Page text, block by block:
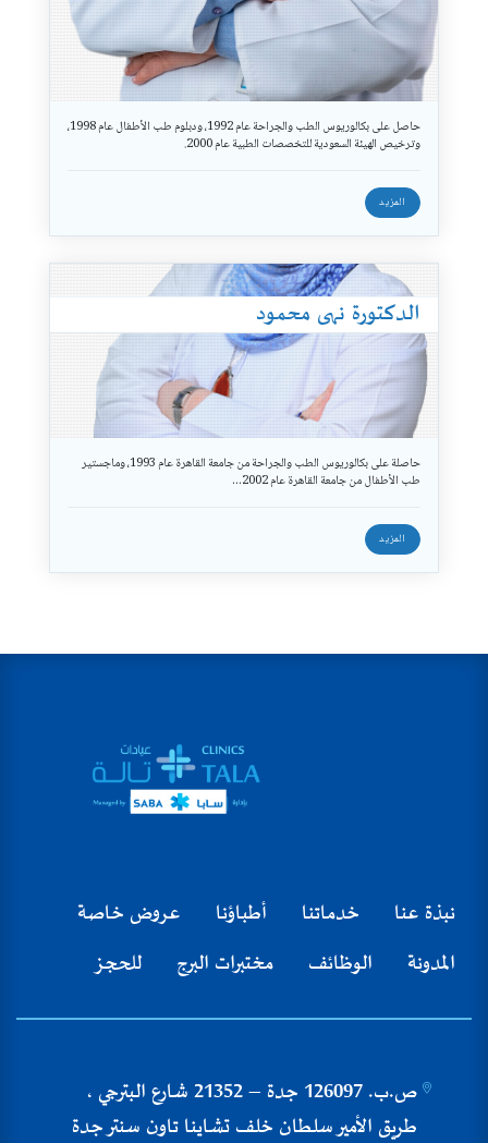
حاصل على بكالوريوس الطب والجراحة عام 1992، ودبلوم طب الأطفال عام 1998،
وترخيص الهيئة السعودية للتخصصات الطبية عام 2000.
المزيد
الدكتورة نهى محمود
حاصلة على بكالوريوس الطب والجراحة من جامعة القاهرة عام 1993، وماجستير
طب الأطفال من جامعة القاهرة عام 2002…
المزيد
نبذة عنا خدماتنا أطباؤنا
عروض خاصة
المدونة
الوظائف مختبرات البرج للحجز
ص.ب. 126097 جدة – 21352 شارع البترجي ،
طريق الأمير سلطان خلف تشاينا تاون سنتر جدة
انتقل لموقع سابا